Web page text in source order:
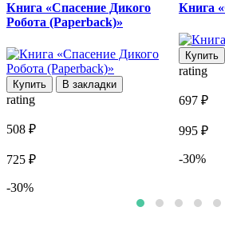
Книга «Спасение Дикого
Робота (Paperback)»
Купить В закладки
rating
508 ₽
725 ₽
-30%
Книга
Купить
rating
697 ₽
995 ₽
-30%